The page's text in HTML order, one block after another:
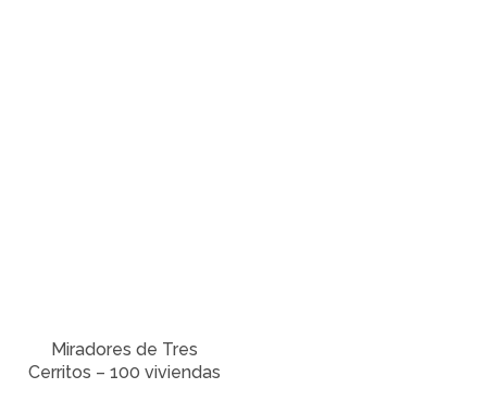
Miradores de Tres
Cerritos – 100 viviendas